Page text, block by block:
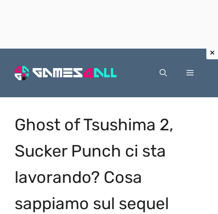
Menu
Ghost of Tsushima 2,
Sucker Punch ci sta
lavorando? Cosa
sappiamo sul sequel